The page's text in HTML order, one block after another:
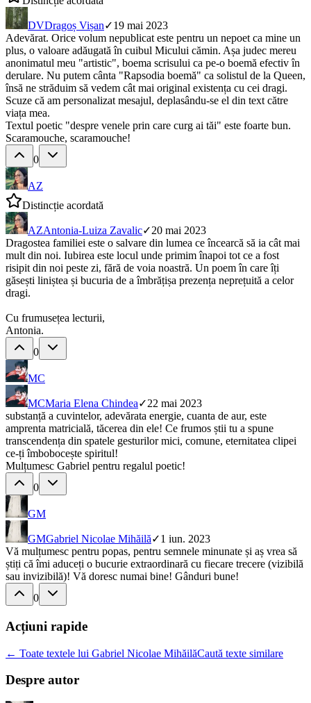
DVDragoș Vișan✓19 mai 2023
Adevărat. Orice volum nepublicat este pentru un nepoet ca mine un
plus, o valoare adăugată în cuibul Micului cămin. Așa judec mereu
anonimatul meu "artistic", boema scrisului ca pe-o boemă efectiv în
derulare. Nu putem cânta "Rapsodia boemă" ca solistul de la Queen,
însă ne străduim să vedem cât mai original existența cu cei dragi.
Scuze că am personalizat mesajul, deplasându-se el din text către
viața mea.
Textul poetic "despre venele prin care curg ai tăi" este foarte bun.
Scaramouche, scaramouche!
0
AZ
Distincție acordată
AZAntonia-Luiza Zavalic✓20 mai 2023
Dragostea familiei este o salvare din lumea ce încearcă să ia cât mai
mult din noi. Iubirea este locul unde primim înapoi tot ce a fost
risipit din noi peste zi, fără de voia noastră. Un poem în care îți
găsești liniștea și bucuria de a îmbrățișa prezența neprețuită a celor
dragi.
Cu frumusețea lecturii,
Antonia.
0
MC
MCMaria Elena Chindea✓22 mai 2023
substanță a cuvintelor, adevărata energie, cuanta de aur, este
amprenta matricială, tăcerea din ele! Ce frumos știi tu a spune
transcendența din spatele gesturilor mici, comune, eternitatea clipei
ce-ți îmbobocește spiritul!
Mulțumesc Gabriel pentru regalul poetic!
0
GM
GMGabriel Nicolae Mihăilă✓1 iun. 2023
Vă mulțumesc pentru popas, pentru semnele minunate și aș vrea să
știți că îmi aduceți o bucurie extraordinară cu fiecare trecere (vizibilă
sau invizibilă)! Vă doresc numai bine! Gânduri bune!
0
Acțiuni rapide
← Toate textele lui Gabriel Nicolae MihăilăCaută texte similare
Despre autor